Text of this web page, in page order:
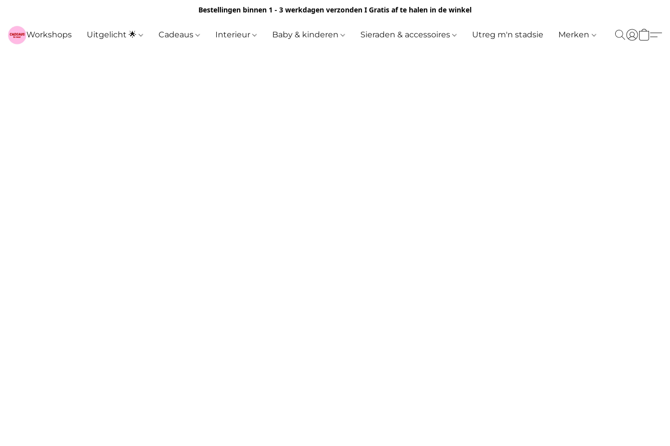
Bestellingen binnen 1 - 3 werkdagen verzonden I Gratis af te halen in de winkel
Workshops Uitgelicht 🌟 Cadeaus Interieur Baby & kinderen Sieraden & accessoires Utreg m'n stadsie Merken